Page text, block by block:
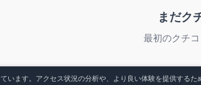
まだク
最初のクチ
います。アクセス状況の分析や、より良い体験を提供するた